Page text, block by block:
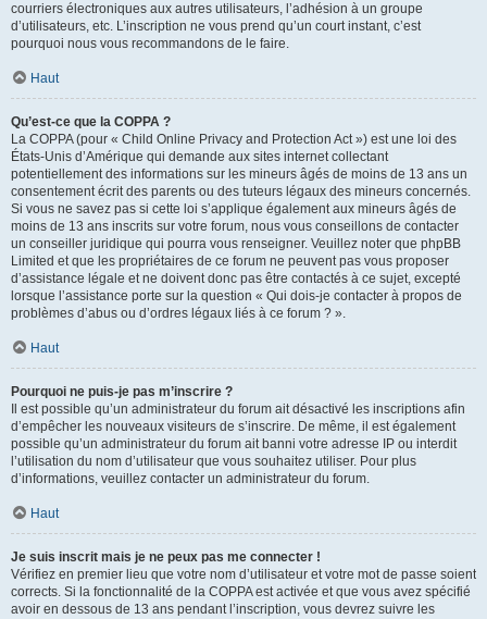
courriers électroniques aux autres utilisateurs, l’adhésion à un groupe
d’utilisateurs, etc. L’inscription ne vous prend qu’un court instant, c’est
pourquoi nous vous recommandons de le faire.
Haut
Qu’est-ce que la COPPA ?
La COPPA (pour « Child Online Privacy and Protection Act ») est une loi des
États-Unis d’Amérique qui demande aux sites internet collectant
potentiellement des informations sur les mineurs âgés de moins de 13 ans un
consentement écrit des parents ou des tuteurs légaux des mineurs concernés.
Si vous ne savez pas si cette loi s’applique également aux mineurs âgés de
moins de 13 ans inscrits sur votre forum, nous vous conseillons de contacter
un conseiller juridique qui pourra vous renseigner. Veuillez noter que phpBB
Limited et que les propriétaires de ce forum ne peuvent pas vous proposer
d’assistance légale et ne doivent donc pas être contactés à ce sujet, excepté
lorsque l’assistance porte sur la question « Qui dois-je contacter à propos de
problèmes d’abus ou d’ordres légaux liés à ce forum ? ».
Haut
Pourquoi ne puis-je pas m’inscrire ?
Il est possible qu’un administrateur du forum ait désactivé les inscriptions afin
d’empêcher les nouveaux visiteurs de s’inscrire. De même, il est également
possible qu’un administrateur du forum ait banni votre adresse IP ou interdit
l’utilisation du nom d’utilisateur que vous souhaitez utiliser. Pour plus
d’informations, veuillez contacter un administrateur du forum.
Haut
Je suis inscrit mais je ne peux pas me connecter !
Vérifiez en premier lieu que votre nom d’utilisateur et votre mot de passe soient
corrects. Si la fonctionnalité de la COPPA est activée et que vous avez spécifié
avoir en dessous de 13 ans pendant l’inscription, vous devrez suivre les